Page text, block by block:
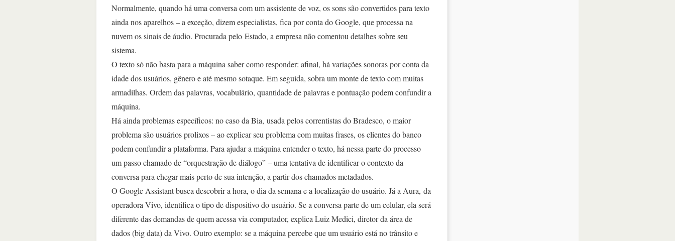
Normalmente, quando há uma conversa com um assistente de voz, os sons são convertidos para texto
ainda nos aparelhos – a exceção, dizem especialistas, fica por conta do Google, que processa na
nuvem os sinais de áudio. Procurada pelo Estado, a empresa não comentou detalhes sobre seu
sistema.
O texto só não basta para a máquina saber como responder: afinal, há variações sonoras por conta da
idade dos usuários, gênero e até mesmo sotaque. Em seguida, sobra um monte de texto com muitas
armadilhas. Ordem das palavras, vocabulário, quantidade de palavras e pontuação podem confundir a
máquina.
Há ainda problemas específicos: no caso da Bia, usada pelos correntistas do Bradesco, o maior
problema são usuários prolixos – ao explicar seu problema com muitas frases, os clientes do banco
podem confundir a plataforma. Para ajudar a máquina entender o texto, há nessa parte do processo
um passo chamado de “orquestração de diálogo” – uma tentativa de identificar o contexto da
conversa para chegar mais perto de sua intenção, a partir dos chamados metadados.
O Google Assistant busca descobrir a hora, o dia da semana e a localização do usuário. Já a Aura, da
operadora Vivo, identifica o tipo de dispositivo do usuário. Se a conversa parte de um celular, ela será
diferente das demandas de quem acessa via computador, explica Luiz Medici, diretor da área de
dados (big data) da Vivo. Outro exemplo: se a máquina percebe que um usuário está no trânsito e